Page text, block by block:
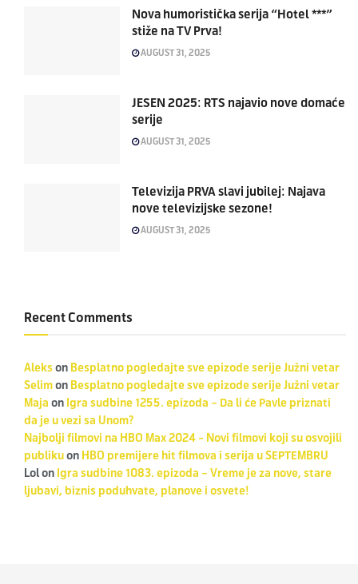
Nova humoristička serija “Hotel ***”
stiže na TV Prva!
AUGUST 31, 2025
JESEN 2025: RTS najavio nove domaće
serije
AUGUST 31, 2025
Televizija PRVA slavi jubilej: Najava
nove televizijske sezone!
AUGUST 31, 2025
Recent Comments
Alekson Besplatno pogledajte sve epizode serije Južni vetar
Selimon Besplatno pogledajte sve epizode serije Južni vetar
Maja on Igra sudbine 1255. epizoda – Da li će Pavle priznati
da je u vezi sa Unom?
Najbolji filmovi na HBO Max 2024 - Novi filmovi koji su osvojili
publikuon HBO premijere hit filmova i serija u SEPTEMBRU
Lolon Igra sudbine 1083. epizoda – Vreme je za nove, stare
ljubavi, biznis poduhvate, planove i osvete!